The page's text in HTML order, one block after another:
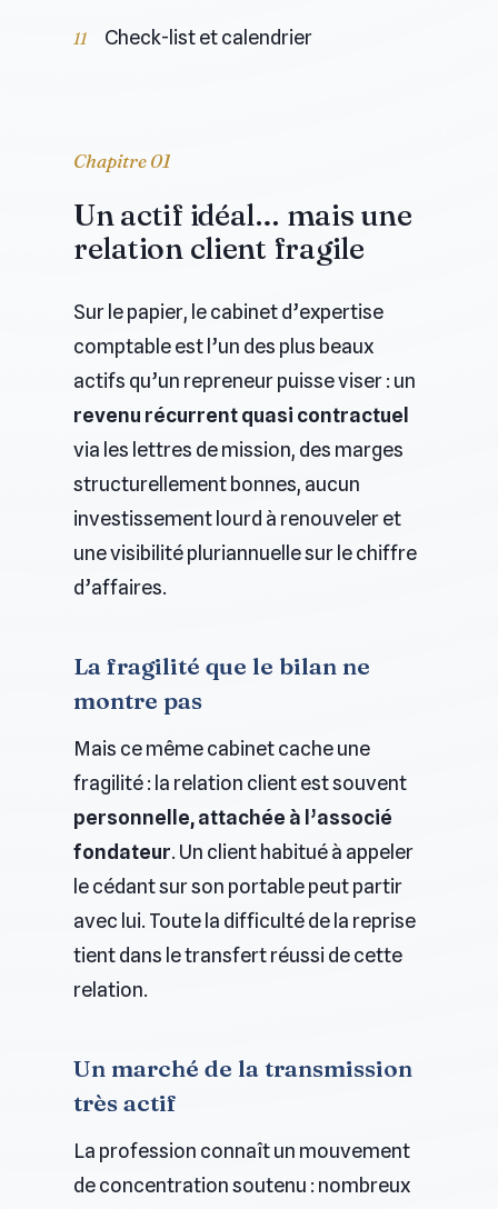
Check-list et calendrier
Chapitre 01
Un actif idéal… mais une
relation client fragile
Sur le papier, le cabinet d’expertise
comptable est l’un des plus beaux
actifs qu’un repreneur puisse viser : un
revenu récurrent quasi contractuel
via les lettres de mission, des marges
structurellement bonnes, aucun
investissement lourd à renouveler et
une visibilité pluriannuelle sur le chiffre
d’affaires.
La fragilité que le bilan ne
montre pas
Mais ce même cabinet cache une
fragilité : la relation client est souvent
personnelle, attachée à l’associé
fondateur. Un client habitué à appeler
le cédant sur son portable peut partir
avec lui. Toute la difficulté de la reprise
tient dans le transfert réussi de cette
relation.
Un marché de la transmission
très actif
La profession connaît un mouvement
de concentration soutenu : nombreux